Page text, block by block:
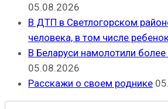
05.08.2026
В ДТП в Светлогорском
человека, в том числе
В Беларуси намолотили
05.08.2026
Расскажи о своем роднике